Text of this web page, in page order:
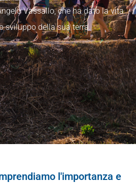
Vassallo, che ha dato la vita
sviluppo della sua terra.
l'importanza e